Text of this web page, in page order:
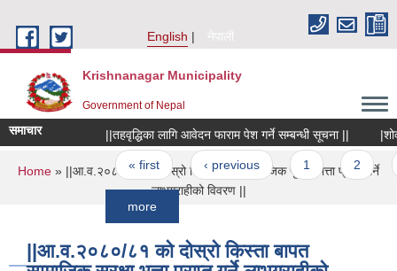
English
नेपाली
Krishnanagar Municipality
Government of Nepal
समाचार ||तहवृद्धिका लागि आवेदन फाराम पेश गर्ने सम्बन्धी सूचना || |शोक
Pages
« first ‹ previous 1 2 3
more
You are here
Home » ||आ.व.२०८०/८१ को दोस्रो किस्ता बापत सामाजिक सुरक्षा भत्ता प्राप्त गर्ने
लाभग्राहीको विवरण ||
||आ.व.२०८०/८१ को दोस्रो किस्ता बापत